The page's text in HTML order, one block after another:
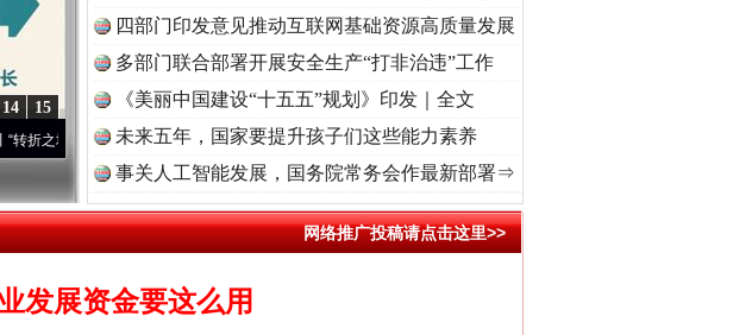
15
14
激荡..·[视频] 牢记初心使命 奋进复兴征程丨红船起航处 潮起..·[视频]一首歌的时间，读懂乐至的“诗与远方”
读
四部门印发意见推动互联网基础资源高质量发展
多部门联合部署开展安全生产“打非治违”工作
《美丽中国建设“十五五”规划》印发｜全文
未来五年，国家要提升孩子们这些能力素养
事关人工智能发展，国务院常务会作最新部署⇒
网络推广投稿请点击这里>>
发展资金要这么用